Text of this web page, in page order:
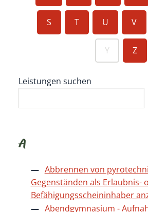
S T U V
Y Z
Leistungen suchen
A
Abbrennen von
Gegenständen als Erlaubnis-
Befähigungsscheininhaber
Abendgymnasium -